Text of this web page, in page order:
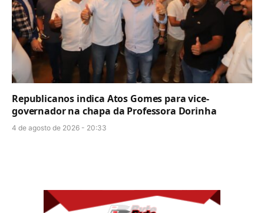
Republicanos indica Atos Gomes para vice-
governador na chapa da Professora Dorinha
4 de agosto de 2026 - 20:33